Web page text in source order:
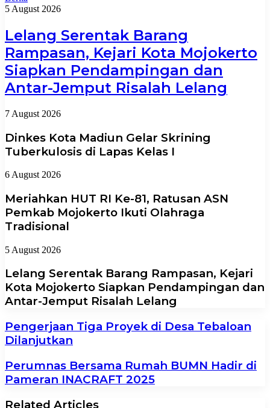
5 August 2026
Lelang Serentak Barang
Rampasan, Kejari Kota Mojokerto
Siapkan Pendampingan dan
Antar-Jemput Risalah Lelang
7 August 2026
Dinkes Kota Madiun Gelar Skrining
Tuberkulosis di Lapas Kelas I
6 August 2026
Meriahkan HUT RI Ke-81, Ratusan ASN
Pemkab Mojokerto Ikuti Olahraga
Tradisional
5 August 2026
Lelang Serentak Barang Rampasan, Kejari
Kota Mojokerto Siapkan Pendampingan dan
Antar-Jemput Risalah Lelang
Pengerjaan Tiga Proyek di Desa Tebaloan
Dilanjutkan
Perumnas Bersama Rumah BUMN Hadir di
Pameran INACRAFT 2025
Related Articles